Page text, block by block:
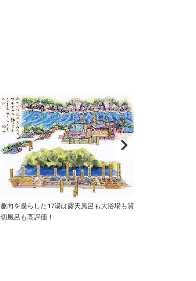
趣向を凝らした17湯は露天風呂も大浴場も貸
切風呂も高評価！